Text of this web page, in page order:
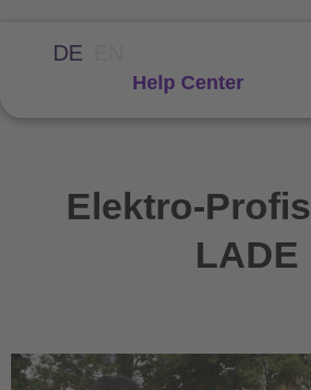
DE
Help Center
Elektro-
LADE